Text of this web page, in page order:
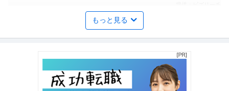
内部監査・内部統制 ／ グループコンプライアンス統括部 リスク
管理部 照会管理課：照会担当（RMD）
楽天グループ株式会社
【職種】管理＞内部監査・内部統制 【業種】IT・インターネット＞インター
ネットサービス ※会員属性…続きを見る
もっと見る